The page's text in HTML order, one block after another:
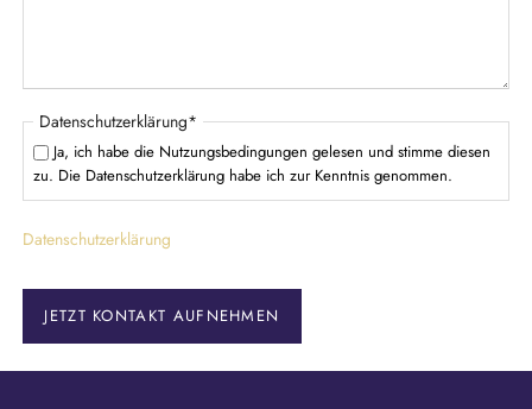
P
f
l
h
f
e
Datenschutzerklärung*
Ja, ich habe die Nutzungsbedingungen gelesen und stimme diesen
zu. Die Datenschutzerklärung habe ich zur Kenntnis genommen.
Datenschutzerklärung
JETZT KONTAKT AUFNEHMEN